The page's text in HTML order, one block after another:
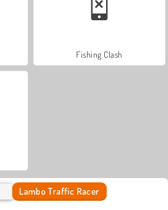
Fishing Clash
Lambo Traffic Racer